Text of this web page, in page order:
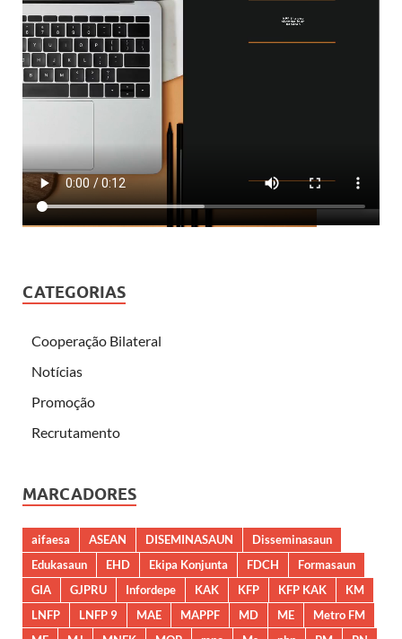
CATEGORIAS
Cooperação Bilateral
Notícias
Promoção
Recrutamento
MARCADORES
aifaesa ASEAN DISEMINASAUN
Disseminasaun
Edukasaun
EHD Ekipa Konjunta FDCH
Formasaun
GIA
GJPRU Infordepe KAK KFP KFP KAK
KM
LNFP
LNFP 9 MAE MAPPF MD ME
Metro FM